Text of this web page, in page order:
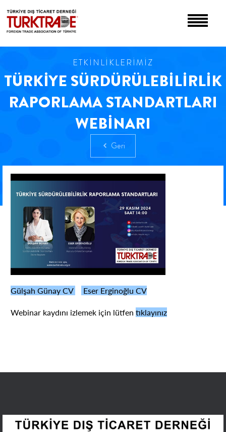
ETKİNLİKLERİMİZ
TÜRKİYE SÜRDÜRÜLEBİLİRLİK
RAPORLAMA STANDARTLARI
WEBİNARI
Geri
Gülşah Günay CV Eser Erginoğlu CV
Webinar kaydını izlemek için lütfen tıklayınız